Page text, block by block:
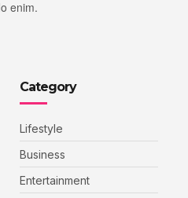
enim.
Category
Lifestyle
Business
Entertainment